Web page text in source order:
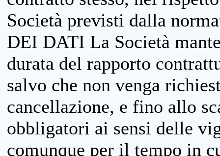
Società previsti dalla
DEI DATI La Società
durata del rapporto
salvo che non venga
cancellazione, e fino allo
obbligatori ai sensi delle
comunque per il tempo in